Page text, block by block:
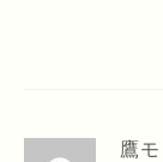
鷹